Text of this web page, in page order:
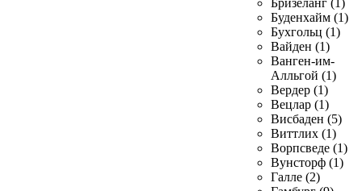
Бризеланг (1)
Буденхайм (1)
Бухгольц (1)
Вайден (1)
Ванген-им-
Алльгой (1)
Вердер (1)
Вецлар (1)
Висбаден (5)
Виттлих (1)
Ворпсведе (1)
Вунсторф (1)
Галле (2)